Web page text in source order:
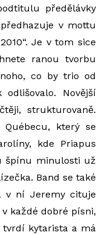
předělávky
v mottu
Je v tom sice
ranou tvorbu
co by trio od
Novější
strukturovaně.
který se
kde Priapus
špínu minulosti už
Band se také
v ní Jeremy cituje
v každé dobré písni,
tvrdí kytarista a má